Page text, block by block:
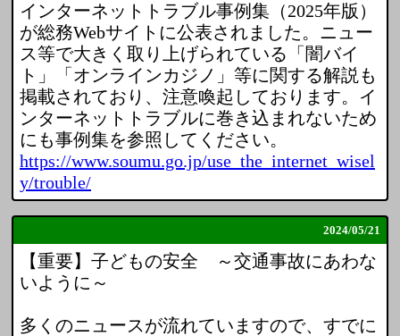
インターネットトラブル事例集（2025年版）
が総務Webサイトに公表されました。ニュー
ス等で大きく取り上げられている「闇バイ
ト」「オンラインカジノ」等に関する解説も
掲載されており、注意喚起しております。イ
ンターネットトラブルに巻き込まれないため
にも事例集を参照してください。
https://www.soumu.go.jp/use_the_internet_wisel
y/trouble/
2024/05/21
【重要】子どもの安全 ～交通事故にあわな
いように～
多くのニュースが流れていますので、すでに